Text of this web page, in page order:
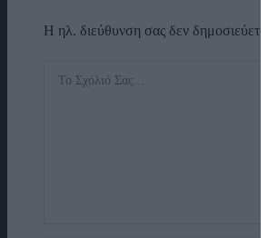
Η ηλ. διεύθυνση σας δεν δημοσιεύεται.